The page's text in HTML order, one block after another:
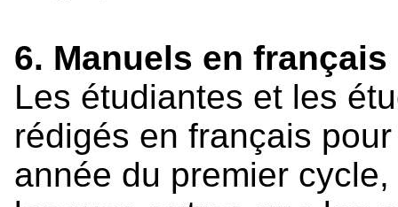
6. Manuels en français
Les étudiantes et les
rédigés en français
année du premier